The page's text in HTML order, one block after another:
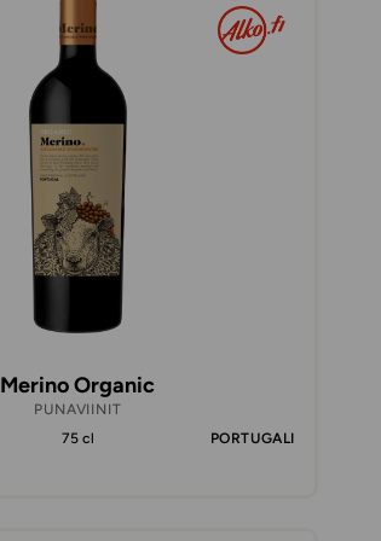
Merino Organic
PUNAVIINIT
75 cl
PORTUGALI